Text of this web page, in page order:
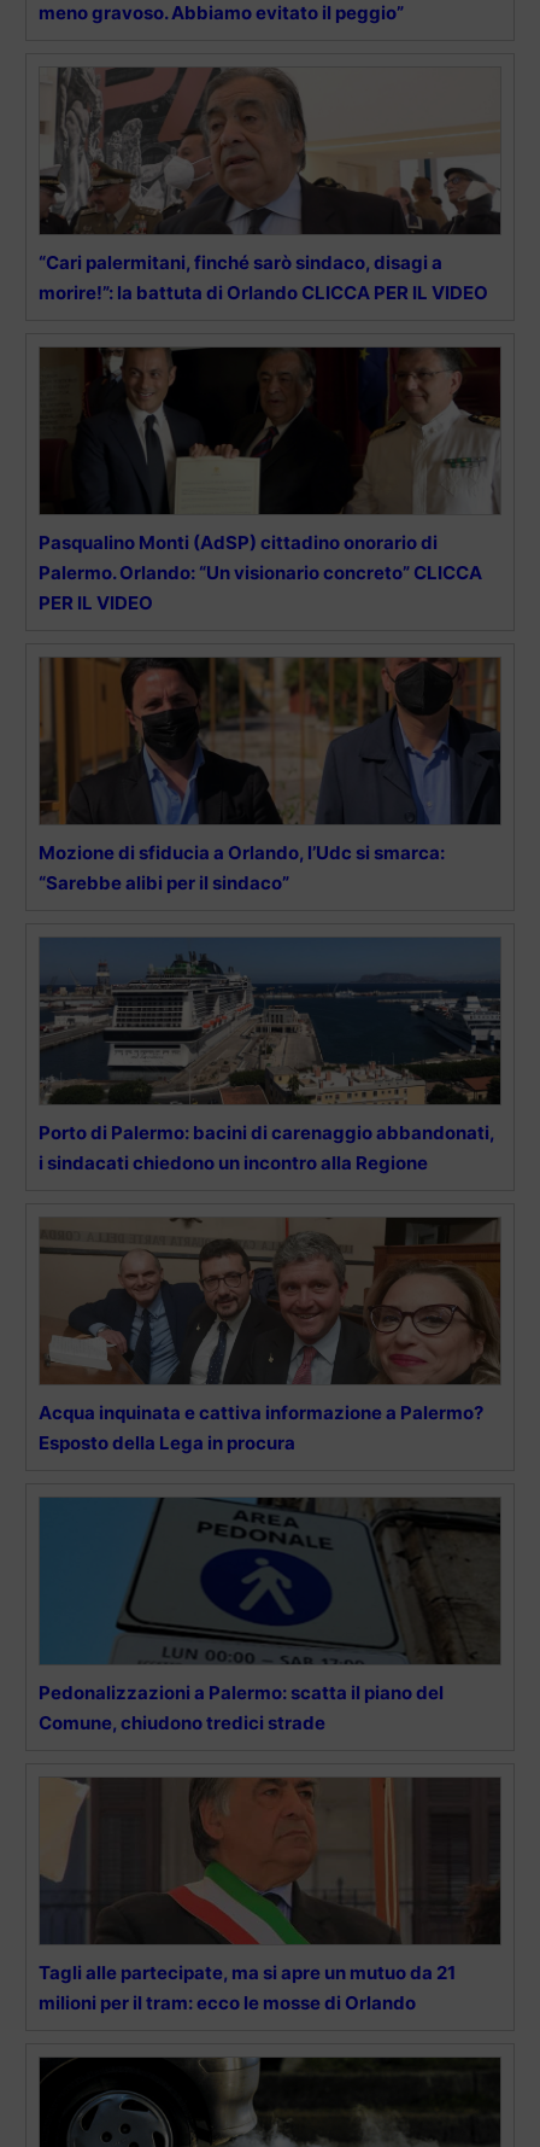
meno gravoso. Abbiamo evitato il peggio”
“Cari palermitani, finché sarò sindaco, disagi a
morire!”: la battuta di Orlando CLICCA PER IL VIDEO
Pasqualino Monti (AdSP) cittadino onorario di
Palermo. Orlando: “Un visionario concreto” CLICCA
PER IL VIDEO
Mozione di sfiducia a Orlando, l’Udc si smarca:
“Sarebbe alibi per il sindaco”
Porto di Palermo: bacini di carenaggio abbandonati,
i sindacati chiedono un incontro alla Regione
Acqua inquinata e cattiva informazione a Palermo?
Esposto della Lega in procura
Pedonalizzazioni a Palermo: scatta il piano del
Comune, chiudono tredici strade
Tagli alle partecipate, ma si apre un mutuo da 21
milioni per il tram: ecco le mosse di Orlando